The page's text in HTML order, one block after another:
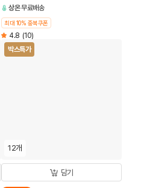
상온무료배송
최대 10% 중복쿠폰
4.8 (10)
박스특가
12개
담기